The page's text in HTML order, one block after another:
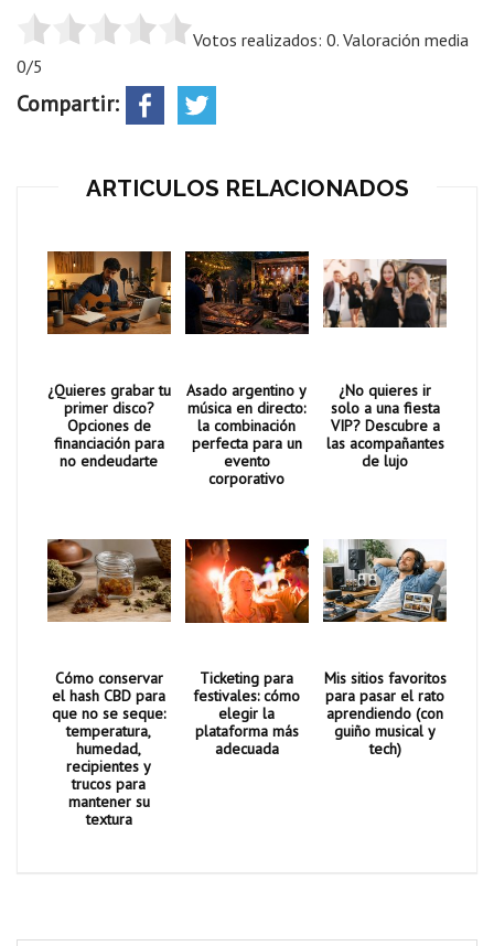
Votos realizados: 0. Valoración media
0/5
Compartir:
ARTICULOS RELACIONADOS
¿Quieres grabar tu
primer disco?
Opciones de
financiación para
no endeudarte
Asado argentino y
música en directo:
la combinación
perfecta para un
evento
corporativo
¿No quieres ir
solo a una fiesta
VIP? Descubre a
las acompañantes
de lujo
Cómo conservar
el hash CBD para
que no se seque:
temperatura,
humedad,
recipientes y
trucos para
mantener su
textura
Ticketing para
festivales: cómo
elegir la
plataforma más
adecuada
Mis sitios favoritos
para pasar el rato
aprendiendo (con
guiño musical y
tech)